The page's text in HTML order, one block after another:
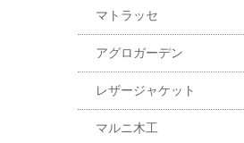
マトラッセ
アグロガーデン
レザージャケット
マルニ木工